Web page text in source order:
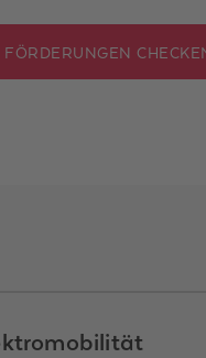
FÖRDERUNGEN